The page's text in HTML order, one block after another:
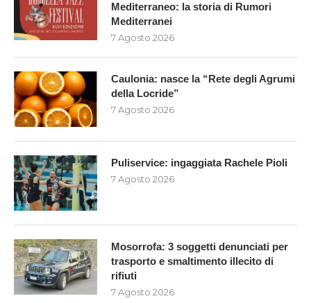
Mediterraneo: la storia di Rumori
Mediterranei
7 Agosto 2026
Caulonia: nasce la “Rete degli Agrumi
della Locride”
7 Agosto 2026
Puliservice: ingaggiata Rachele Pioli
7 Agosto 2026
Mosorrofa: 3 soggetti denunciati per
trasporto e smaltimento illecito di
rifiuti
7 Agosto 2026